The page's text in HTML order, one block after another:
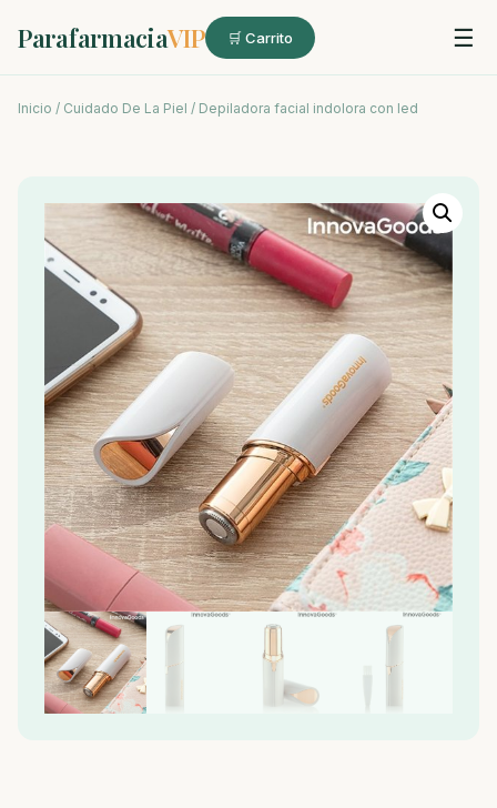
ParafarmaciaVIP 🛒 Carrito ☰
Inicio / Cuidado De La Piel / Depiladora facial indolora con led